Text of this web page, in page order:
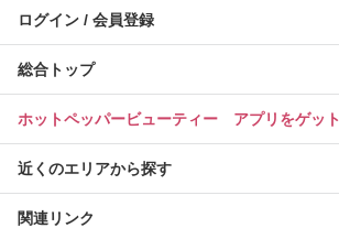
ログイン / 会員登録
総合トップ
ホットペッパービューティー アプリをゲット
近くのエリアから探す
関連リンク